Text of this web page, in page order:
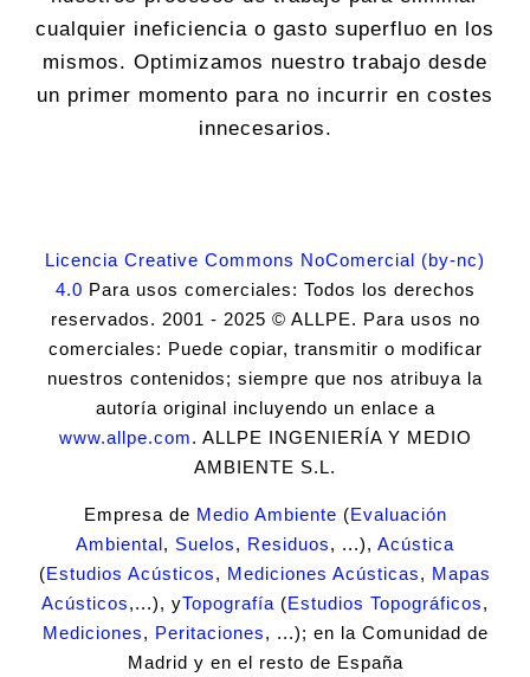
cualquier ineficiencia o gasto superfluo en los
mismos. Optimizamos nuestro trabajo desde
un primer momento para no incurrir en costes
innecesarios.
Licencia Creative Commons NoComercial (by-nc)
4.0 Para usos comerciales: Todos los derechos
reservados. 2001 - 2025 © ALLPE. Para usos no
comerciales: Puede copiar, transmitir o modificar
nuestros contenidos; siempre que nos atribuya la
autoría original incluyendo un enlace a
www.allpe.com. ALLPE INGENIERÍA Y MEDIO
AMBIENTE S.L.
Empresa de Medio Ambiente (Evaluación
Ambiental, Suelos, Residuos, ...), Acústica
(Estudios Acústicos, Mediciones Acústicas, Mapas
Acústicos,...), yTopografía (Estudios Topográficos,
Mediciones, Peritaciones, ...); en la Comunidad de
Madrid y en el resto de España